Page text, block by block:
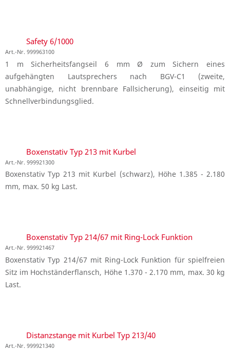
Safety 6/1000
Art.-Nr. 999963100
1 m Sicherheitsfangseil 6 mm Ø zum Sichern eines
aufgehängten Lautsprechers nach BGV-C1 (zweite,
unabhängige, nicht brennbare Fallsicherung), einseitig mit
Schnellverbindungsglied.
Boxenstativ Typ 213 mit Kurbel
Art.-Nr. 999921300
Boxenstativ Typ 213 mit Kurbel (schwarz), Höhe 1.385 - 2.180
mm, max. 50 kg Last.
Boxenstativ Typ 214/67 mit Ring-Lock Funktion
Art.-Nr. 999921467
Boxenstativ Typ 214/67 mit Ring-Lock Funktion für spielfreien
Sitz im Hochständerflansch, Höhe 1.370 - 2.170 mm, max. 30 kg
Last.
Distanzstange mit Kurbel Typ 213/40
Art.-Nr. 999921340